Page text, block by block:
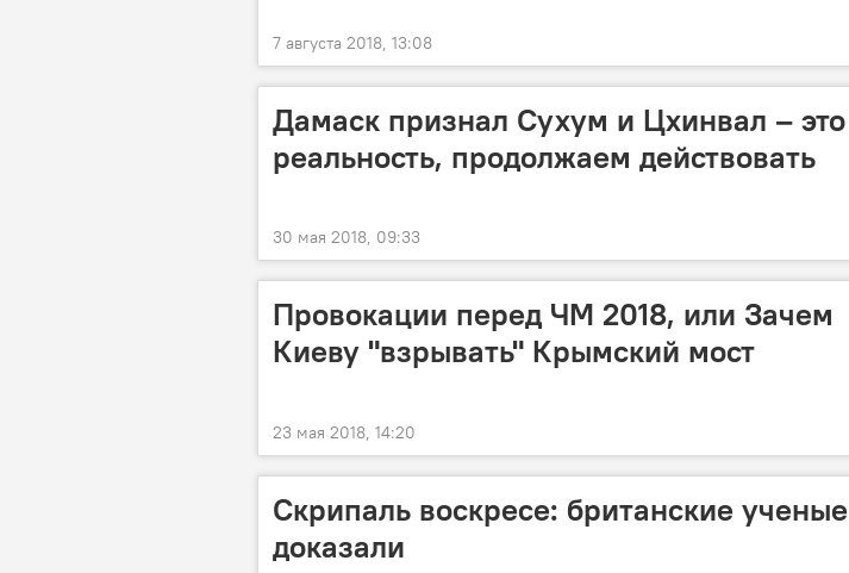
7 августа 2018, 13:08
Дамаск признал Сухум и Цхинвал – это
реальность, продолжаем действовать
30 мая 2018, 09:33
Провокации перед ЧМ 2018, или Зачем
Киеву "взрывать" Крымский мост
23 мая 2018, 14:20
Скрипаль воскресе: британские ученые
доказали